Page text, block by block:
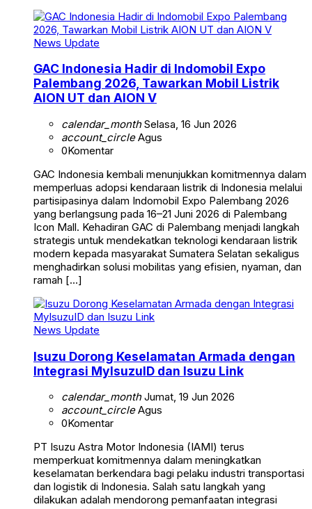
News Update
GAC Indonesia Hadir di Indomobil Expo
Palembang 2026, Tawarkan Mobil Listrik
AION UT dan AION V
calendar_monthSelasa, 16 Jun 2026
account_circleAgus
0Komentar
GAC Indonesia kembali menunjukkan komitmennya dalam
memperluas adopsi kendaraan listrik di Indonesia melalui
partisipasinya dalam Indomobil Expo Palembang 2026
yang berlangsung pada 16–21 Juni 2026 di Palembang
Icon Mall. Kehadiran GAC di Palembang menjadi langkah
strategis untuk mendekatkan teknologi kendaraan listrik
modern kepada masyarakat Sumatera Selatan sekaligus
menghadirkan solusi mobilitas yang efisien, nyaman, dan
ramah […]
News Update
Isuzu Dorong Keselamatan Armada dengan
Integrasi MyIsuzuID dan Isuzu Link
calendar_monthJumat, 19 Jun 2026
account_circleAgus
0Komentar
PT Isuzu Astra Motor Indonesia (IAMI) terus
memperkuat komitmennya dalam meningkatkan
keselamatan berkendara bagi pelaku industri transportasi
dan logistik di Indonesia. Salah satu langkah yang
dilakukan adalah mendorong pemanfaatan integrasi